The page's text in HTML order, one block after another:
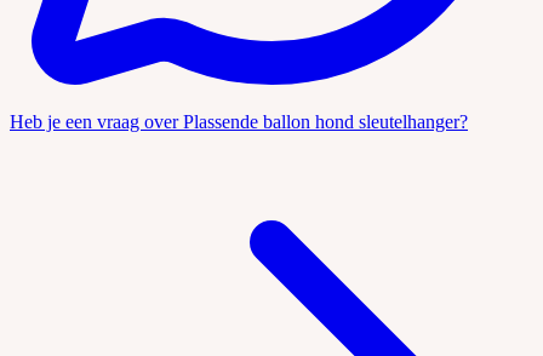
Heb je een vraag over Plassende ballon hond sleutelhanger?